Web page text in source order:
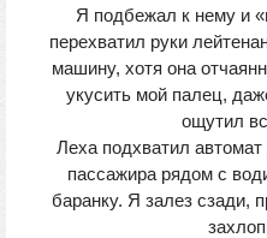
Я подбежал к нему и
перехватил руки
машину, хотя она
укусить мой палец,
ощутил
Леха подхватил
пассажира рядом с
баранку. Я залез сзади,